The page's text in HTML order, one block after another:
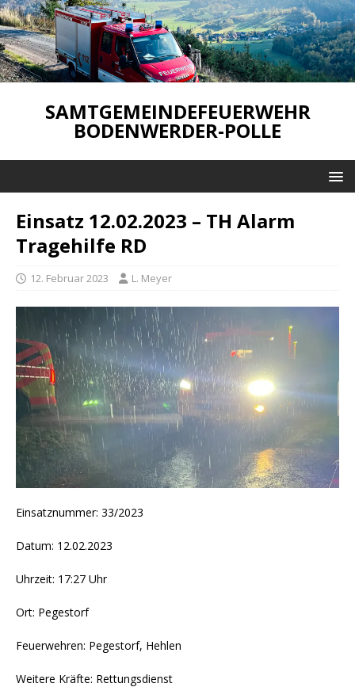
SAMTGEMEINDEFEUERWEHR
BODENWERDER-POLLE
Einsatz 12.02.2023 – TH Alarm
Tragehilfe RD
12. Februar 2023 L. Meyer
Einsatznummer: 33/2023
Datum: 12.02.2023
Uhrzeit: 17:27 Uhr
Ort: Pegestorf
Feuerwehren: Pegestorf, Hehlen
Weitere Kräfte: Rettungsdienst